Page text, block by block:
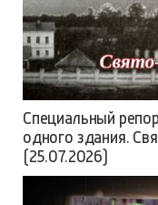
Специальный
одного здания.
(25.07.2026)